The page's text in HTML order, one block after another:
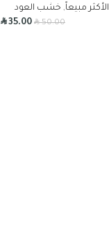
الأكثر مبيعاً, خشب العود
R50.00
R35.00